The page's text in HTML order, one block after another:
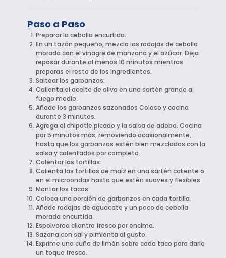
Paso a Paso
Preparar la cebolla encurtida:
En un tazón pequeño, mezcla las rodajas de cebolla
morada con el vinagre de manzana y el azúcar. Deja
reposar durante al menos 10 minutos mientras
preparas el resto de los ingredientes.
Saltear los garbanzos:
Calienta el aceite de oliva en una sartén grande a
fuego medio.
Añade los garbanzos sazonados Coloso y cocina
durante 3 minutos.
Agrega el chipotle picado y la salsa de adobo. Cocina
por 5 minutos más, removiendo ocasionalmente,
hasta que los garbanzos estén bien mezclados con la
salsa y calentados por completo.
Calentar las tortillas:
Calienta las tortillas de maíz en una sartén caliente o
en el microondas hasta que estén suaves y flexibles.
Montar los tacos:
Coloca una porción de garbanzos en cada tortilla.
Añade rodajas de aguacate y un poco de cebolla
morada encurtida.
Espolvorea cilantro fresco por encima.
Sazona con sal y pimienta al gusto.
Exprime una cuña de limón sobre cada taco para darle
un toque fresco.